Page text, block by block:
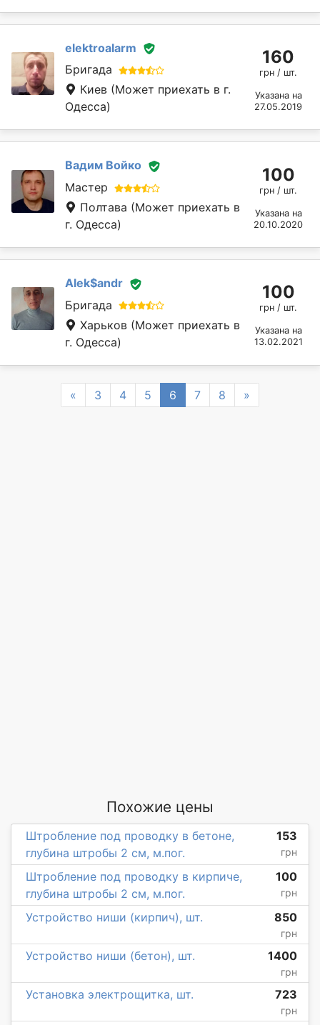
elektroalarm
Бригада
Киев (Может приехать в г.
Одесса)
160
грн / шт.
Указана на
27.05.2019
Вадим Войко
Мастер
Полтава (Может приехать в
г. Одесса)
100
грн / шт.
Указана на
20.10.2020
Alek$andr
Бригада
Харьков (Может приехать в
г. Одесса)
100
грн / шт.
Указана на
13.02.2021
« Previous
3 4 5 6 7 8 »
Похожие цены
Штробление под проводку в бетоне,
глубина штробы 2 см, м.пог.
153
грн
Штробление под проводку в кирпиче,
глубина штробы 2 см, м.пог.
100
грн
Устройство ниши (кирпич), шт. 850
грн
Устройство ниши (бетон), шт. 1400
грн
Установка электрощитка, шт. 723
грн